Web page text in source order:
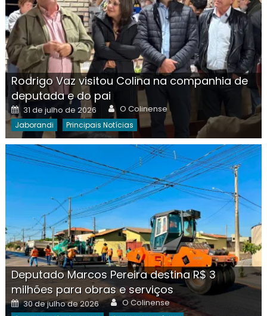
Rodrigo Vaz visitou Colina na companhia de
deputada e do pai
Posted
on
31 de julho de 2026 Author
O Colinense
Jaborandi Principais Notícias
Deputado Marcos Pereira destina R$ 3
milhões para obras e serviços
Posted
on
30 de julho de 2026 Author
O Colinense